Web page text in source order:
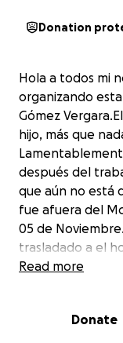
Donation
Hola a todos mi
organizando
Gómez
hijo, más que
después del
que aún no está
fue afuera del
05 de
trasladado a el
County Hospital
Por desgracia
Read more
Donate